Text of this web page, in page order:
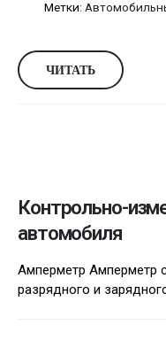
Метки:
ЧИТАТЬ
Контрольно-
автомобиля
Амперметр Амперметр
разрядного и